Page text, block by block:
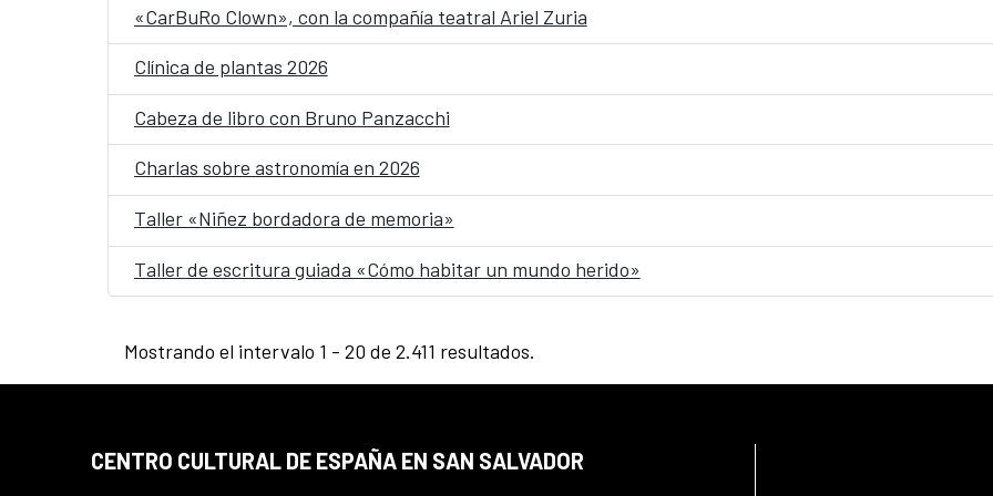
«CarBuRo Clown», con la compañía teatral Ariel Zuria
Clínica de plantas 2026
Cabeza de libro con Bruno Panzacchi
Charlas sobre astronomía en 2026
Taller «Niñez bordadora de memoria»
Taller de escritura guiada «Cómo habitar un mundo herido»
Mostrando el intervalo 1 - 20 de 2.411 resultados.
CENTRO CULTURAL DE ESPAÑA EN SAN SALVADOR